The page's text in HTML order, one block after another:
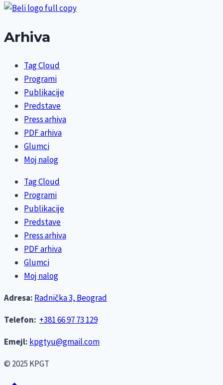
Arhiva
Tag Cloud
Programi
Publikacije
Predstave
Press arhiva
PDF arhiva
Glumci
Moj nalog
Tag Cloud
Programi
Publikacije
Predstave
Press arhiva
PDF arhiva
Glumci
Moj nalog
Adresa: Radnička 3, Beograd
Telefon: +381 66 97 73 129
Emejl: kpgtyu@gmail.com
© 2025 KPGT